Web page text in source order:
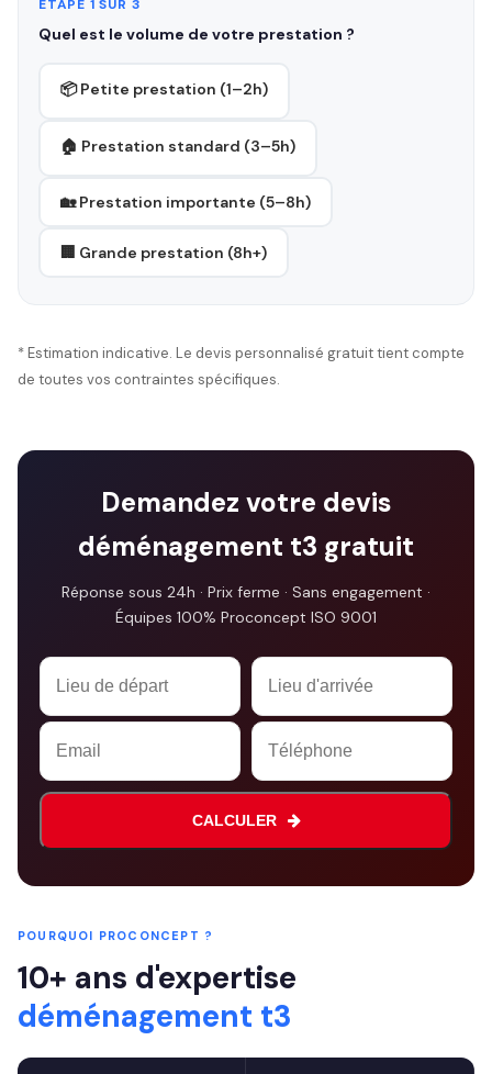
ÉTAPE 1 SUR 3
Quel est le volume de votre prestation ?
📦 Petite prestation (1–2h)
🏠 Prestation standard (3–5h)
🏡 Prestation importante (5–8h)
🏢 Grande prestation (8h+)
* Estimation indicative. Le devis personnalisé gratuit tient compte
de toutes vos contraintes spécifiques.
Demandez votre devis
déménagement t3 gratuit
Réponse sous 24h · Prix ferme · Sans engagement ·
Équipes 100% Proconcept ISO 9001
CALCULER
POURQUOI PROCONCEPT ?
10+ ans d'expertise
déménagement t3